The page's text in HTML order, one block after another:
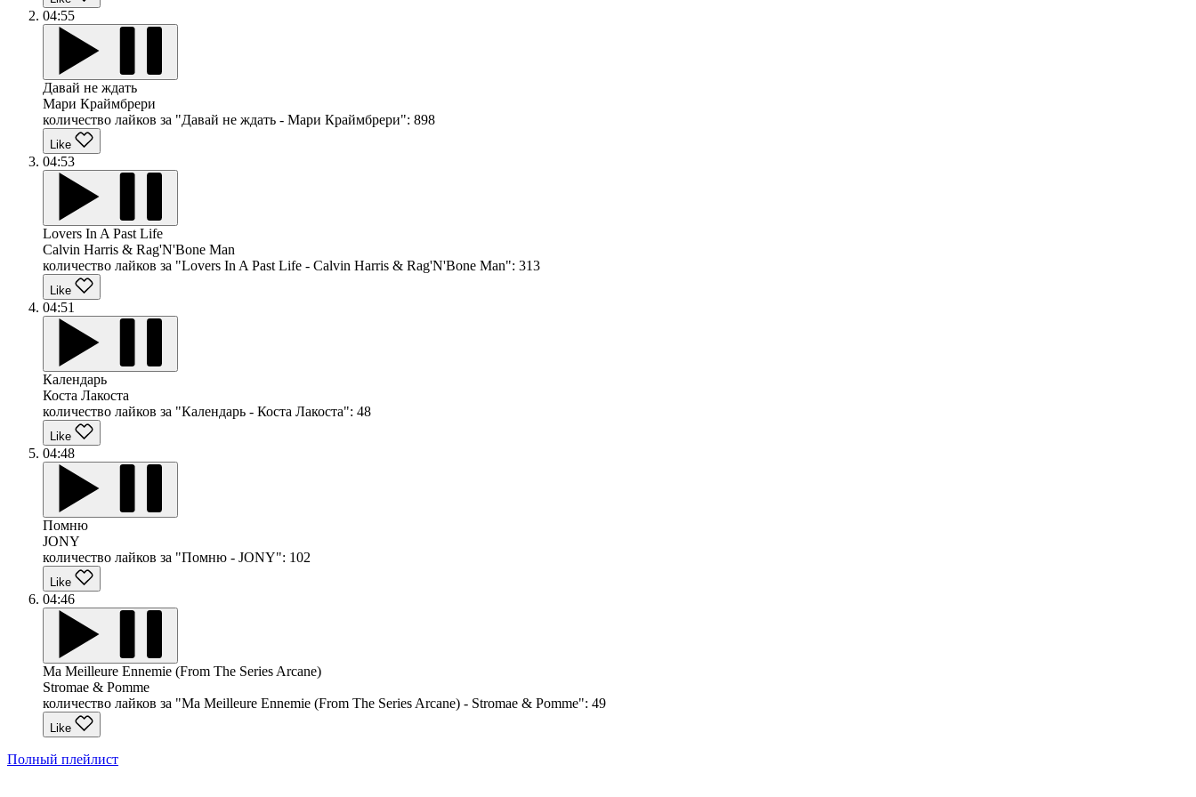
04:55
Давай не ждать
Мари Краймбрери
количество лайков за "Давай не ждать - Мари Краймбрери": 898
Like
04:53
Lovers In A Past Life
Calvin Harris & Rag'N'Bone Man
количество лайков за "Lovers In A Past Life - Calvin Harris & Rag'N'Bone Man": 313
Like
04:51
Календарь
Коста Лакоста
количество лайков за "Календарь - Коста Лакоста": 48
Like
04:48
Помню
JONY
количество лайков за "Помню - JONY": 102
Like
04:46
Ma Meilleure Ennemie (From The Series Arcane)
Stromae & Pomme
количество лайков за "Ma Meilleure Ennemie (From The Series Arcane) - Stromae & Pomme": 49
Like
Полный плейлист